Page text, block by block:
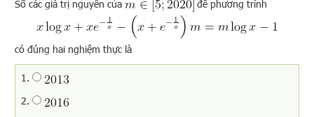
Số các giá trị nguyên của để phương trình
có đúng hai nghiệm thực là
1.
2.